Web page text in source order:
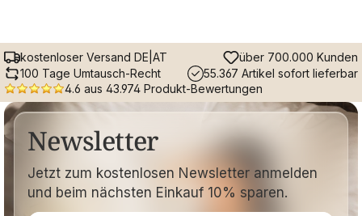
kostenloser Versand DE|AT
über 700.000 Kunden
100 Tage Umtausch-Recht
55.367 Artikel sofort lieferbar
4.6 aus 43.974 Produkt-Bewertungen
Newsletter
Jetzt zum kostenlosen Newsletter anmelden
und beim nächsten Einkauf 10% sparen.